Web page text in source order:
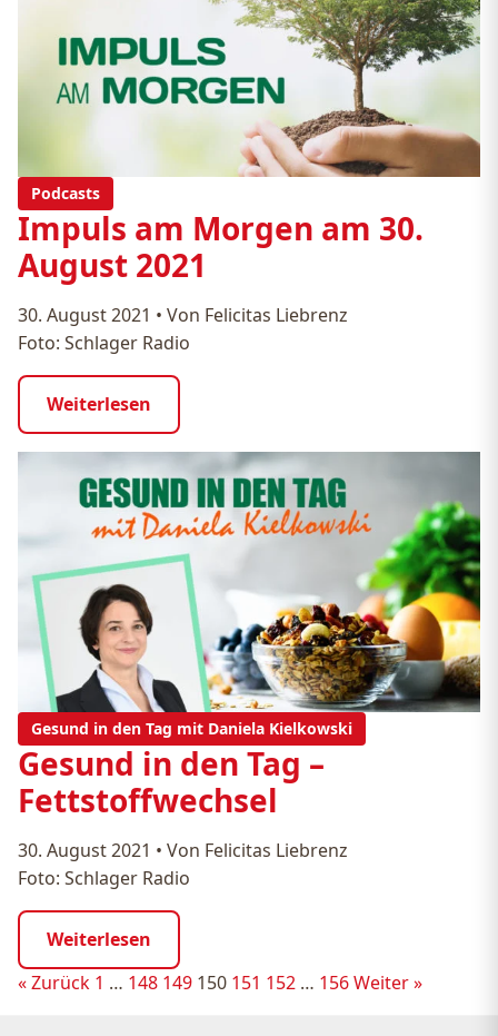
Podcasts
Impuls am Morgen am 30.
August 2021
30. August 2021 • Von Felicitas Liebrenz
Foto: Schlager Radio
Weiterlesen
Gesund in den Tag mit Daniela Kielkowski
Gesund in den Tag –
Fettstoffwechsel
30. August 2021 • Von Felicitas Liebrenz
Foto: Schlager Radio
Weiterlesen
Seitennummerierung
« Zurück 1 … 148 149 150 151 152 … 156Weiter »